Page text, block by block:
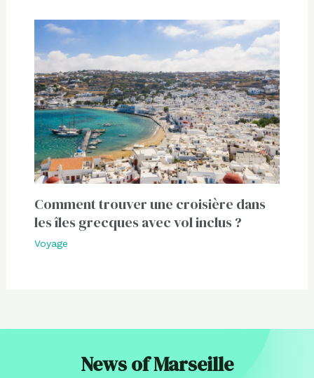
Comment trouver une croisière dans
les îles grecques avec vol inclus ?
Voyage
News of Marseille